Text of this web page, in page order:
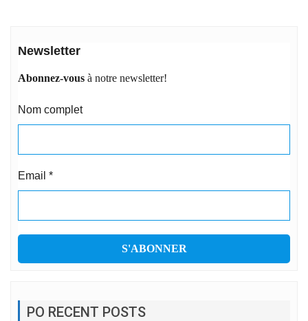
Newsletter
Abonnez-vous à notre newsletter!
Nom complet
Email *
PO RECENT POSTS